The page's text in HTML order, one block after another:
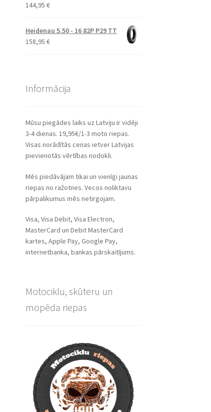
144,95 €
Heidenau 5.50 - 16 82P P29 TT
158,95 €
Informācija
Mūsu piegādes laiks uz Latviju ir vidēji
3-4 dienas. 19,95€/1-3 moto riepas.
Visas norādītās cenas ietver Latvijas
pievienotās vērtības nodokli.
Mēs piedāvājam tikai un vienīgi jaunas
riepas no ražotnes. Vecos noliktavu
pārpalikumus mēs netirgojam.
Visa, Visa Debit, Visa Electron,
MasterCard un Debit MasterCard
kartes, Apple Pay, Google Pay,
internetbanka, bankas pārskaitījums.
Motociklu, skūteru un
mopēda riepas